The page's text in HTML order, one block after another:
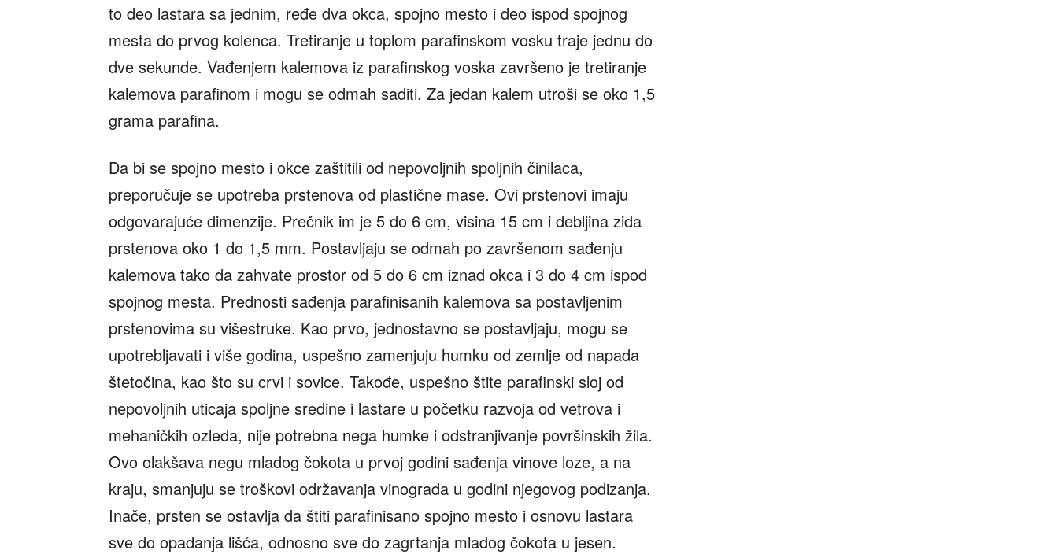
to deo lastara sa jednim, ređe dva okca, spojno mesto i deo ispod spojnog
mesta do prvog kolenca. Tretiranje u toplom parafinskom vosku traje jednu do
dve sekunde. Vađenjem kalemova iz parafinskog voska završeno je tretiranje
kalemova parafinom i mogu se odmah saditi. Za jedan kalem utroši se oko 1,5
grama parafina.
Da bi se spojno mesto i okce zaštitili od nepovoljnih spoljnih činilaca,
preporučuje se upotreba prstenova od plastične mase. Ovi prstenovi imaju
odgovarajuće dimenzije. Prečnik im je 5 do 6 cm, visina 15 cm i debljina zida
prstenova oko 1 do 1,5 mm. Postavljaju se odmah po završenom sađenju
kalemova tako da zahvate prostor od 5 do 6 cm iznad okca i 3 do 4 cm ispod
spojnog mesta. Prednosti sađenja parafinisanih kalemova sa postavljenim
prstenovima su višestruke. Kao prvo, jednostavno se postavljaju, mogu se
upotrebljavati i više godina, uspešno zamenjuju humku od zemlje od napada
štetočina, kao što su crvi i sovice. Takođe, uspešno štite parafinski sloj od
nepovoljnih uticaja spoljne sredine i lastare u početku razvoja od vetrova i
mehaničkih ozleda, nije potrebna nega humke i odstranjivanje površinskih žila.
Ovo olakšava negu mladog čokota u prvoj godini sađenja vinove loze, a na
kraju, smanjuju se troškovi održavanja vinograda u godini njegovog podizanja.
Inače, prsten se ostavlja da štiti parafinisano spojno mesto i osnovu lastara
sve do opadanja lišća, odnosno sve do zagrtanja mladog čokota u jesen.